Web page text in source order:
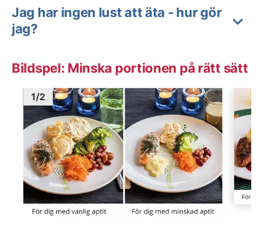
Jag har ingen lust att äta - hur gör
jag?
Bildspel: Minska portionen på rätt sätt
Bild 1
1/2 Bild 1
Visa
Visa föregående bild